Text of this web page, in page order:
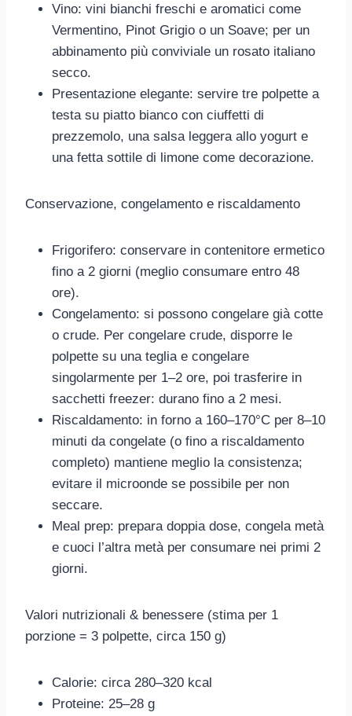
Vino: vini bianchi freschi e aromatici come
Vermentino, Pinot Grigio o un Soave; per un
abbinamento più conviviale un rosato italiano
secco.
Presentazione elegante: servire tre polpette a
testa su piatto bianco con ciuffetti di
prezzemolo, una salsa leggera allo yogurt e
una fetta sottile di limone come decorazione.
Conservazione, congelamento e riscaldamento
Frigorifero: conservare in contenitore ermetico
fino a 2 giorni (meglio consumare entro 48
ore).
Congelamento: si possono congelare già cotte
o crude. Per congelare crude, disporre le
polpette su una teglia e congelare
singolarmente per 1–2 ore, poi trasferire in
sacchetti freezer: durano fino a 2 mesi.
Riscaldamento: in forno a 160–170°C per 8–10
minuti da congelate (o fino a riscaldamento
completo) mantiene meglio la consistenza;
evitare il microonde se possibile per non
seccare.
Meal prep: prepara doppia dose, congela metà
e cuoci l’altra metà per consumare nei primi 2
giorni.
Valori nutrizionali & benessere (stima per 1
porzione = 3 polpette, circa 150 g)
Calorie: circa 280–320 kcal
Proteine: 25–28 g